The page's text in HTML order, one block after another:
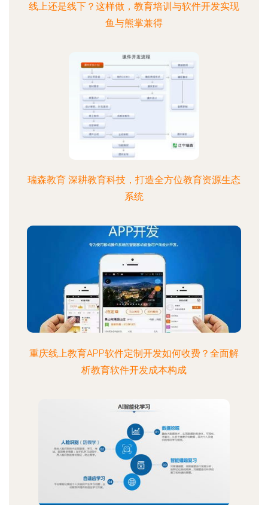
线上还是线下？这样做，教育培训与软件开发实现
鱼与熊掌兼得
瑞森教育 深耕教育科技，打造全方位教育资源生态
系统
重庆线上教育APP软件定制开发如何收费？全面解
析教育软件开发成本构成